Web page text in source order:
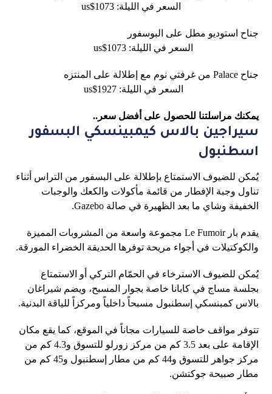
السعر في الليلة: 1073$us
جناح استوديو مطل على البوسفور
السعر في الليلة: 1073$us
جناح Palace من غرفتي نوم مع إطلالة على المنتزه
السعر في الليلة: 1927$us
يمكنك مراسلتنا للحصول على أفضل سعر..
سيراجين بالاس كيمبينسكي البسفور
اسطنبول
يُمكن للضيوف الاستمتاع بإطلالة على البسفور من التراس أثناء
تناول وجبة الإفطار من قائمة مأكولات والكعك والوجبات
الخفيفة وشاي ما بعد الظهيرة في صالة Gazebo.
يقدم بار Le Fumoir مجموعة واسعة من المشروبات المميزة
والكوكتيلات في أجواء مريحة توفرها الحديقة الخضراء المورقة.
يُمكن للضيوف الاسترخاء في الحمّام التركي أو الاستمتاع
بجلسة مساج في كابانا خاصة بجوار المسبح، ويضم شيراغان
بالاس كمبنسكي إسطنبول مسبحاً داخلياً ومركزاً للياقة البدنية.
تتوفر مواقف خاصة للسيارات مجاناً في الموقع، كما يقع مكان
الإقامة على بعد 3.5 كم من مركز زورلو للتسوق و4.3 كم من
مركز جواهر للتسوق و44 كم من مطار إسطنبول و45 كم من
مطار صبيحة جوكتشن.